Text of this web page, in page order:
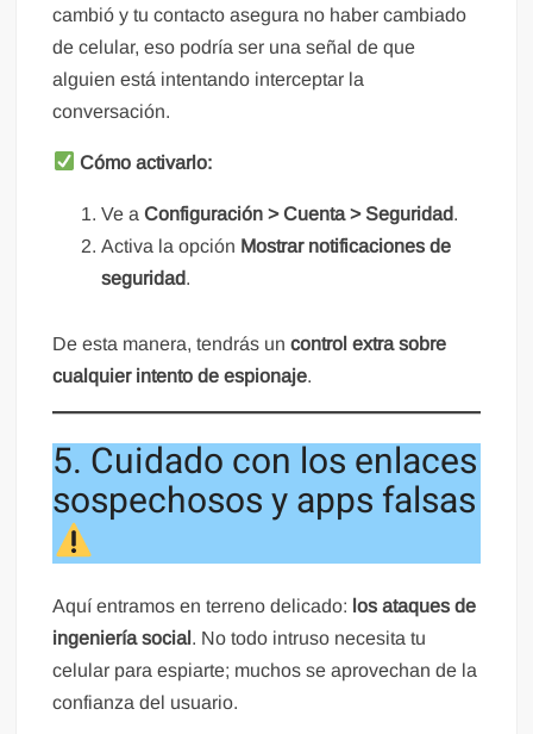
cambió y tu contacto asegura no haber cambiado
de celular, eso podría ser una señal de que
alguien está intentando interceptar la
conversación.
Cómo activarlo:
Ve aConfiguración > Cuenta > Seguridad.
Activa la opción Mostrar notificaciones de
seguridad.
De esta manera, tendrás uncontrol extra sobre
cualquier intento de espionaje.
5. Cuidado con los enlaces
sospechosos y apps falsas
Aquí entramos en terreno delicado: los ataques de
ingeniería social . No todo intruso necesita tu
celular para espiarte; muchos se aprovechan de la
confianza del usuario.